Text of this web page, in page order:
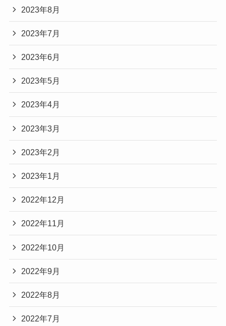
2023年8月
2023年7月
2023年6月
2023年5月
2023年4月
2023年3月
2023年2月
2023年1月
2022年12月
2022年11月
2022年10月
2022年9月
2022年8月
2022年7月